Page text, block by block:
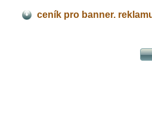
ceník pro banner.